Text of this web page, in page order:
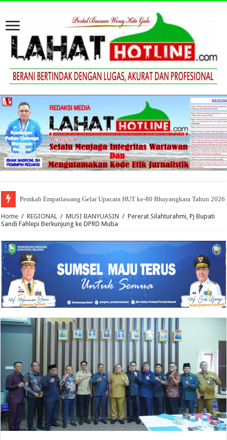
Pemkab Empatlawang Gelar Upacara HUT ke-80 Bhayangkara Tahun 2026
Home / REGIONAL / MUSI BANYUASIN / Pererat Silahturahmi, Pj Bupati
Sandi Fahlepi Berkunjung ke DPRD Muba